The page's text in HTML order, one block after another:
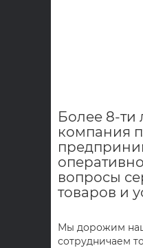
Более 8-ти
компания
вопросы
товаров и
Мы дорожим
сотрудничаем